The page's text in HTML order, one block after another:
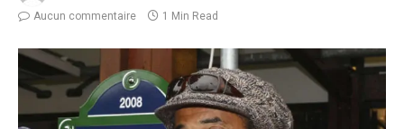
Aucun commentaire
1 Min Read